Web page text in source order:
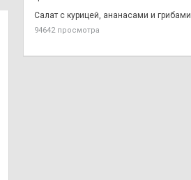
Салат с курицей, ананасами и грибами
94642 просмотра